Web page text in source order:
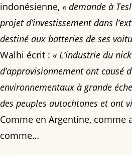
indonésienne, « demande à
projet d’investissement dans
destiné aux batteries de ses
Walhi écrit : « L’industrie du
d’approvisionnement ont causé
environnementaux à grande
des peuples autochtones et ont
Comme en Argentine, comme
comme…